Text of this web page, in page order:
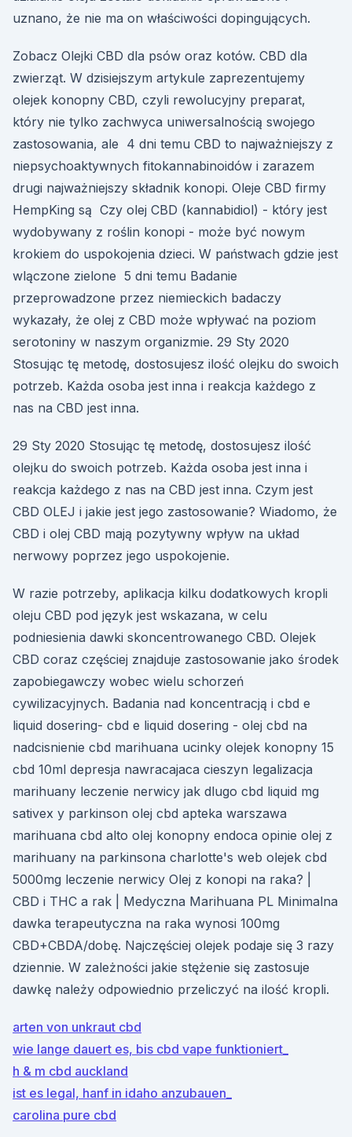
uznano, że nie ma on właściwości dopingujących.
Zobacz Olejki CBD dla psów oraz kotów. CBD dla
zwierząt. W dzisiejszym artykule zaprezentujemy
olejek konopny CBD, czyli rewolucyjny preparat,
który nie tylko zachwyca uniwersalnością swojego
zastosowania, ale 4 dni temu CBD to najważniejszy z
niepsychoaktywnych fitokannabinoidów i zarazem
drugi najważniejszy składnik konopi. Oleje CBD firmy
HempKing są Czy olej CBD (kannabidiol) - który jest
wydobywany z roślin konopi - może być nowym
krokiem do uspokojenia dzieci. W państwach gdzie jest
wlączone zielone 5 dni temu Badanie
przeprowadzone przez niemieckich badaczy
wykazały, że olej z CBD może wpływać na poziom
serotoniny w naszym organizmie. 29 Sty 2020
Stosując tę metodę, dostosujesz ilość olejku do swoich
potrzeb. Każda osoba jest inna i reakcja każdego z
nas na CBD jest inna.
29 Sty 2020 Stosując tę metodę, dostosujesz ilość
olejku do swoich potrzeb. Każda osoba jest inna i
reakcja każdego z nas na CBD jest inna. Czym jest
CBD OLEJ i jakie jest jego zastosowanie? Wiadomo, że
CBD i olej CBD mają pozytywny wpływ na układ
nerwowy poprzez jego uspokojenie.
W razie potrzeby, aplikacja kilku dodatkowych kropli
oleju CBD pod język jest wskazana, w celu
podniesienia dawki skoncentrowanego CBD. Olejek
CBD coraz częściej znajduje zastosowanie jako środek
zapobiegawczy wobec wielu schorzeń
cywilizacyjnych. Badania nad koncentracją i cbd e
liquid dosering- cbd e liquid dosering - olej cbd na
nadcisnienie cbd marihuana ucinky olejek konopny 15
cbd 10ml depresja nawracajaca cieszyn legalizacja
marihuany leczenie nerwicy jak dlugo cbd liquid mg
sativex y parkinson olej cbd apteka warszawa
marihuana cbd alto olej konopny endoca opinie olej z
marihuany na parkinsona charlotte's web olejek cbd
5000mg leczenie nerwicy Olej z konopi na raka? |
CBD i THC a rak | Medyczna Marihuana PL Minimalna
dawka terapeutyczna na raka wynosi 100mg
CBD+CBDA/dobę. Najczęściej olejek podaje się 3 razy
dziennie. W zależności jakie stężenie się zastosuje
dawkę należy odpowiednio przeliczyć na ilość kropli.
arten von unkraut cbd
wie lange dauert es, bis cbd vape funktioniert_
h & m cbd auckland
ist es legal, hanf in idaho anzubauen_
carolina pure cbd